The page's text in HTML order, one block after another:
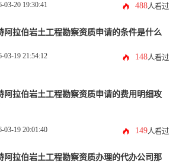
03-20 19:30:41 488人看过
阿拉伯岩土工程勘察资质申请的条件是什么
03-19 21:54:12 148人看过
阿拉伯岩土工程勘察资质申请的费用明细攻
03-19 20:01:40 149人看过
阿拉伯岩土工程勘察资质办理的代办公司那